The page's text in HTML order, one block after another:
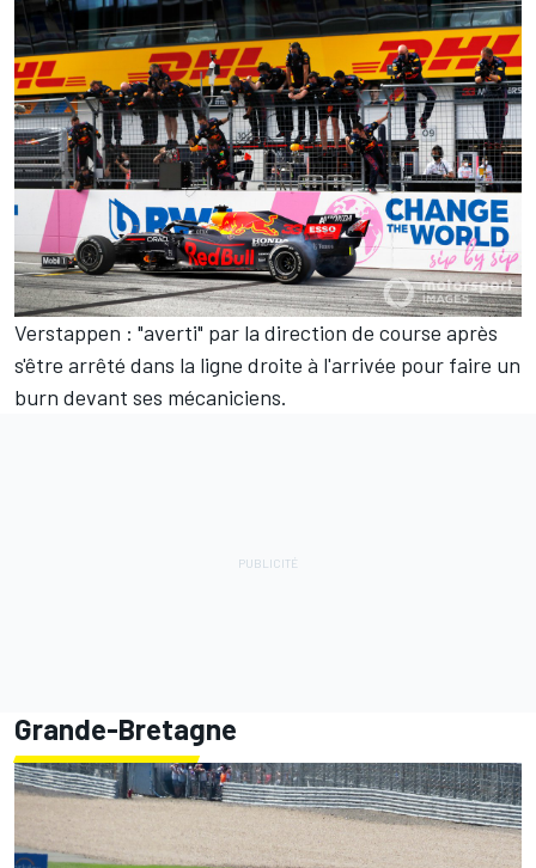
Verstappen : "averti" par la direction de course après
s'être arrêté dans la ligne droite à l'arrivée pour faire un
burn devant ses mécaniciens.
Grande-Bretagne